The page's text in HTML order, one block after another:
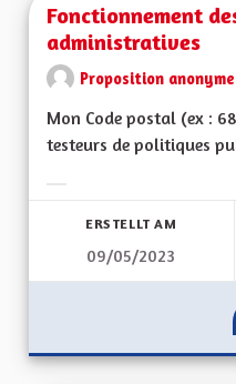
Fonctionnement
administratives
Proposition anonyme
Mon Code postal (ex :
testeurs de politiques
ERSTELLT AM
09/05/2023